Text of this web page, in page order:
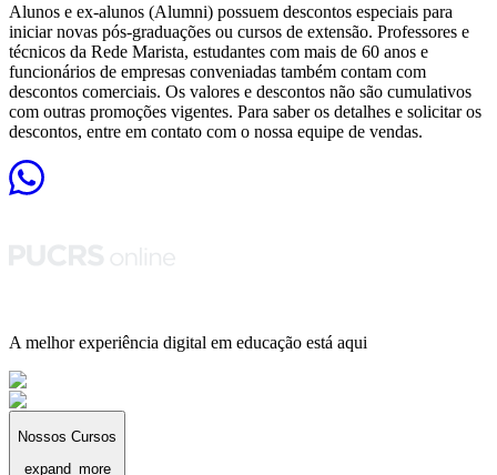
Alunos e ex-alunos (Alumni) possuem descontos especiais para
iniciar novas pós-graduações ou cursos de extensão. Professores e
técnicos da Rede Marista, estudantes com mais de 60 anos e
funcionários de empresas conveniadas também contam com
descontos comerciais. Os valores e descontos não são cumulativos
com outras promoções vigentes. Para saber os detalhes e solicitar os
descontos, entre em contato com o nossa equipe de vendas.
A melhor experiência digital em educação está aqui
Nossos Cursos
expand_more